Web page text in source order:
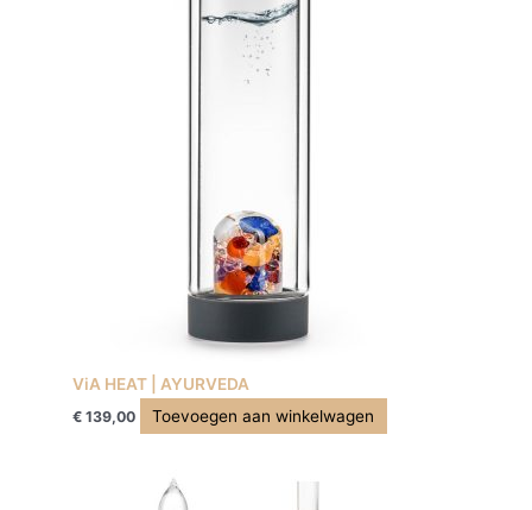
ViA HEAT | AYURVEDA
€ 139,00 Toevoegen aan winkelwagen